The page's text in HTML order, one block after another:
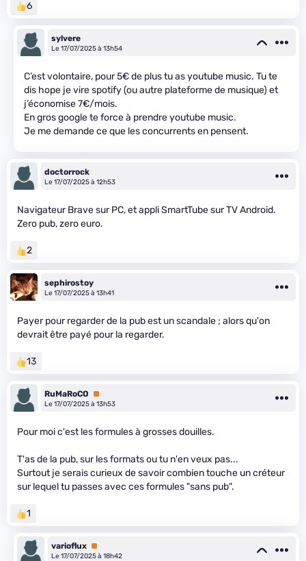
6
sylvere
Le 17/07/2025 à 13h54
C’est volontaire, pour 5€ de plus tu as youtube music. Tu te
dis hope je vire spotify (ou autre plateforme de musique) et
j’économise 7€/mois.
En gros google te force à prendre youtube music.
Je me demande ce que les concurrents en pensent.
doctorrock
Le 17/07/2025 à 12h53
Navigateur Brave sur PC, et appli SmartTube sur TV Android.
Zero pub, zero euro.
2
sephirostoy
Le 17/07/2025 à 13h41
Payer pour regarder de la pub est un scandale ; alors qu'on
devrait être payé pour la regarder.
13
RuMaRoCO
Premium
Le 17/07/2025 à 13h53
Pour moi c'est les formules à grosses douilles.
T'as de la pub, sur les formats ou tu n'en veux pas...
Surtout je serais curieux de savoir combien touche un créteur
sur lequel tu passes avec ces formules "sans pub".
1
varioflux Premium
Le 17/07/2025 à 18h42